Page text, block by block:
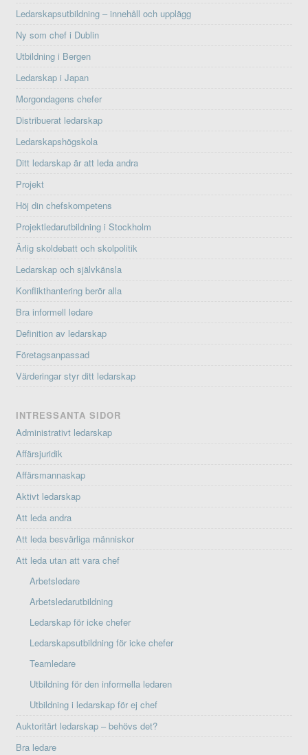
Ledarskapsutbildning – innehåll och upplägg
Ny som chef i Dublin
Utbildning i Bergen
Ledarskap i Japan
Morgondagens chefer
Distribuerat ledarskap
Ledarskapshögskola
Ditt ledarskap är att leda andra
Projekt
Höj din chefskompetens
Projektledarutbildning i Stockholm
Ärlig skoldebatt och skolpolitik
Ledarskap och självkänsla
Konflikthantering berör alla
Bra informell ledare
Definition av ledarskap
Företagsanpassad
Värderingar styr ditt ledarskap
INTRESSANTA SIDOR
Administrativt ledarskap
Affärsjuridik
Affärsmannaskap
Aktivt ledarskap
Att leda andra
Att leda besvärliga människor
Att leda utan att vara chef
Arbetsledare
Arbetsledarutbildning
Ledarskap för icke chefer
Ledarskapsutbildning för icke chefer
Teamledare
Utbildning för den informella ledaren
Utbildning i ledarskap för ej chef
Auktoritärt ledarskap – behövs det?
Bra ledare